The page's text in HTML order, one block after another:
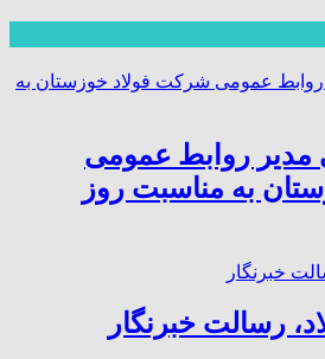
مدیر روابط عمومی
به مناسبت روز
رسالت خبرنگار